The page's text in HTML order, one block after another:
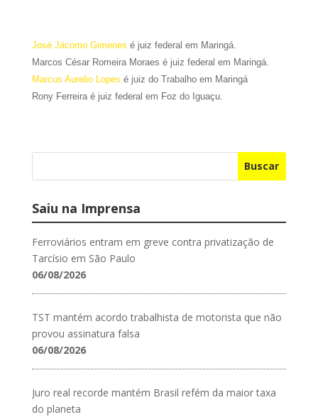
José Jácomo Gimenes é juiz federal em Maringá.
Marcos César Romeira Moraes é juiz federal em Maringá.
Marcus Aurelio Lopes é juiz do Trabalho em Maringá
Rony Ferreira é juiz federal em Foz do Iguaçu.
Buscar
Saiu na Imprensa
Ferroviários entram em greve contra privatização de
Tarcísio em São Paulo
06/08/2026
TST mantém acordo trabalhista de motorista que não
provou assinatura falsa
06/08/2026
Juro real recorde mantém Brasil refém da maior taxa
do planeta